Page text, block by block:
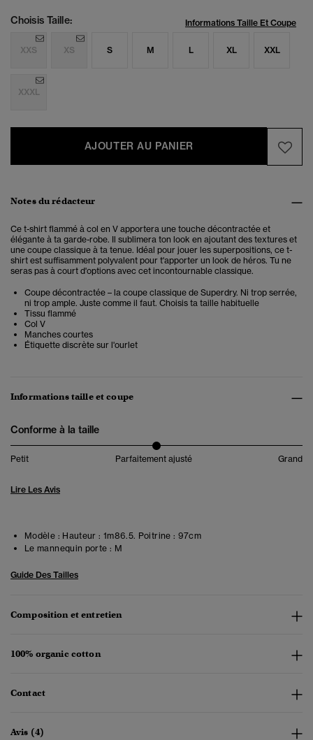
Choisis Taille: Informations Taille Et Coupe
XXS XS S M L XL XXL
XXXL
AJOUTER AU PANIER
Notes du rédacteur
Ce t-shirt flammé à col en V apportera une touche décontractée et
élégante à ta garde-robe. Il sublimera ton look en ajoutant des textures et
une coupe classique à ta tenue. Idéal pour jouer les superpositions, ce t-
shirt est suffisamment polyvalent pour t'apporter un look de héros. Tu ne
seras pas à court d'options avec cet incontournable classique.
Coupe décontractée – la coupe classique de Superdry. Ni trop serrée,
ni trop ample. Juste comme il faut. Choisis ta taille habituelle
Tissu flammé
Col V
Manches courtes
Étiquette discrète sur l'ourlet
Informations taille et coupe
Conforme à la taille
Petit Parfaitement ajusté Grand
Lire Les Avis
Modèle : Hauteur : 1m86.5. Poitrine : 97cm
Le mannequin porte : M
Guide Des Tailles
Composition et entretien
100% organic cotton
Contact
Avis (4)